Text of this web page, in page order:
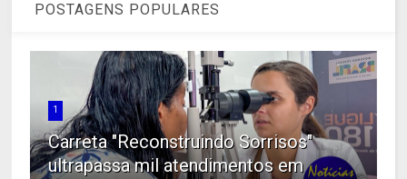
POSTAGENS POPULARES
1
Carreta "Reconstruindo Sorrisos"
ultrapassa mil atendimentos em